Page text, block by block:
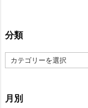
分類
類
月別